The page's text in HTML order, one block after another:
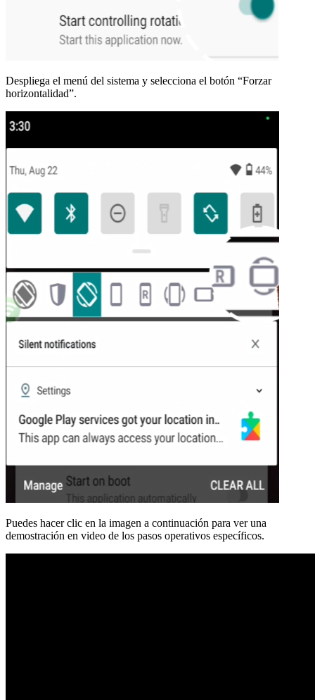
Despliega el menú del sistema y selecciona el botón “Forzar
horizontalidad”.
Puedes hacer clic en la imagen a continuación para ver una
demostración en video de los pasos operativos específicos.